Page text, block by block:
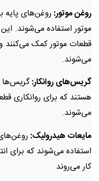
روغن موتور: روغن‌های پایه
موتور استفاده می‌شوند.
قطعات موتور کمک می‌کنند
می‌شوند.
گریس‌های روانکار:گریس‌ها
هستند که برای روانکاری
می‌شوند.
مایعات هیدرولیک:
استفاده می‌شوند که برای
کار می‌روند